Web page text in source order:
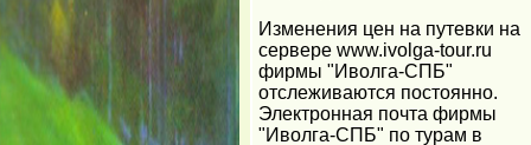
Изменения цен на путевки на
сервере www.ivolga-tour.ru
фирмы "Иволга-СПБ"
отслеживаются постоянно.
Электронная почта фирмы
"Иволга-СПБ" по турам в